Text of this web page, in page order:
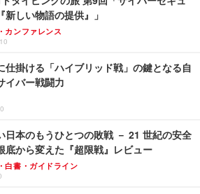
新しい物語の提供』」
カンファレンス
仕掛ける「ハイブリッド戦」の鍵となる自
イバー戦闘力
日本のもうひとつの敗戦 － 21 世紀の安全
底から変えた『超限戦』レビュー
白書・ガイドライン